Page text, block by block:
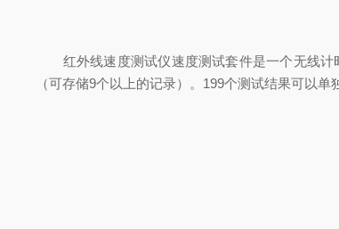
红外线速度测试仪速度测试套件是一个无线计
（可存储9个以上的记录）。199个测试结果可以单